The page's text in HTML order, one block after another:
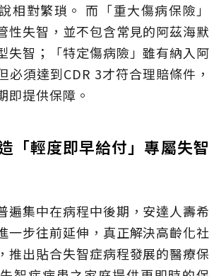
相對繁瑣。 而「重大傷病保險」
性失智，並不包含常見的阿茲海默
失智；「特定傷病險」雖有納入阿
必須達到CDR 3才符合理賠條件，
即提供保障。
「輕度即早給付」專屬失智
遍集中在病程中後期，安達人壽希
一步往前延伸，真正解決高齡化社
推出貼合失智症病程發展的醫療保